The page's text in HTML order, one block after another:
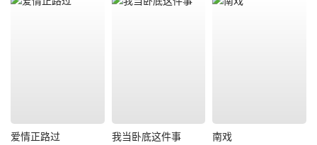
爱情正路过 我当卧底这件事 南戏